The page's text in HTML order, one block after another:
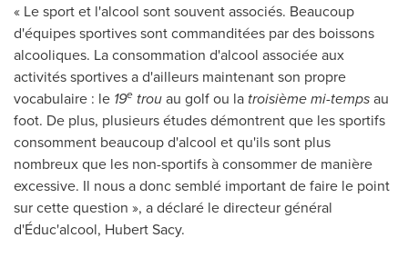
« Le sport et l'alcool sont souvent associés. Beaucoup
d'équipes sportives sont commanditées par des boissons
alcooliques. La consommation d'alcool associée aux
activités sportives a d'ailleurs maintenant son propre
vocabulaire : le 19e trouau golf ou la troisième mi-tempsau
foot. De plus, plusieurs études démontrent que les sportifs
consomment beaucoup d'alcool et qu'ils sont plus
nombreux que les non-sportifs à consommer de manière
excessive. Il nous a donc semblé important de faire le point
sur cette question », a déclaré le directeur général
d'Éduc'alcool, Hubert Sacy.